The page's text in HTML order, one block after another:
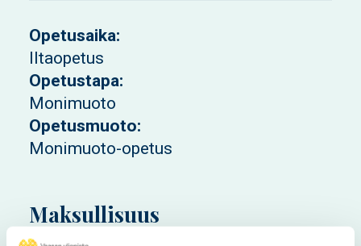
Opetusaika
Iltaopetus
Opetustapa
Monimuoto
Opetusmuoto
Monimuoto-opetus
Maksullisuus